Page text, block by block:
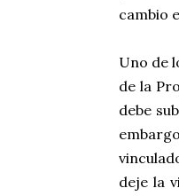
cambio
Uno de
de la
debe
deje la